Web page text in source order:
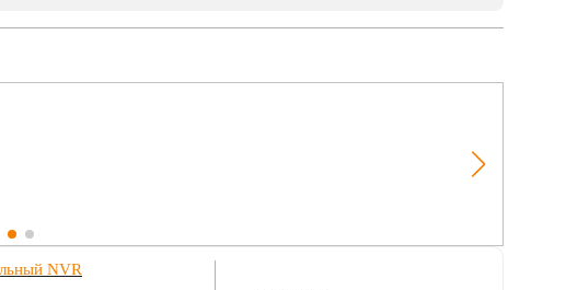
NVR